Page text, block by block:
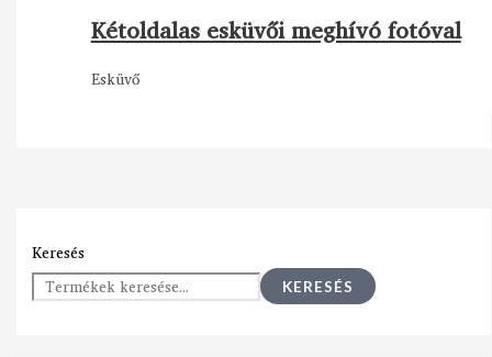
Keresés
KERESÉS
Kétoldalas esküvői meghívó fotóval
Esküvő